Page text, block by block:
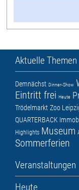
Aktuelle Themen
Demnächst Dinner-Show
Eintritt frei Heute
Trödelmarkt Zoo
QUARTERBACK
Highlights Museum
Sommerferien
Veranstaltungen
Heute